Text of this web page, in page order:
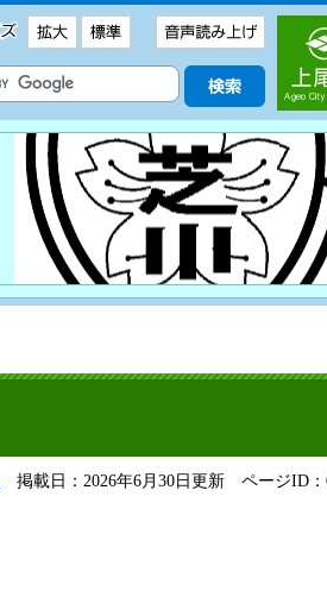
掲載日：2026年6月30日更新 ページID：